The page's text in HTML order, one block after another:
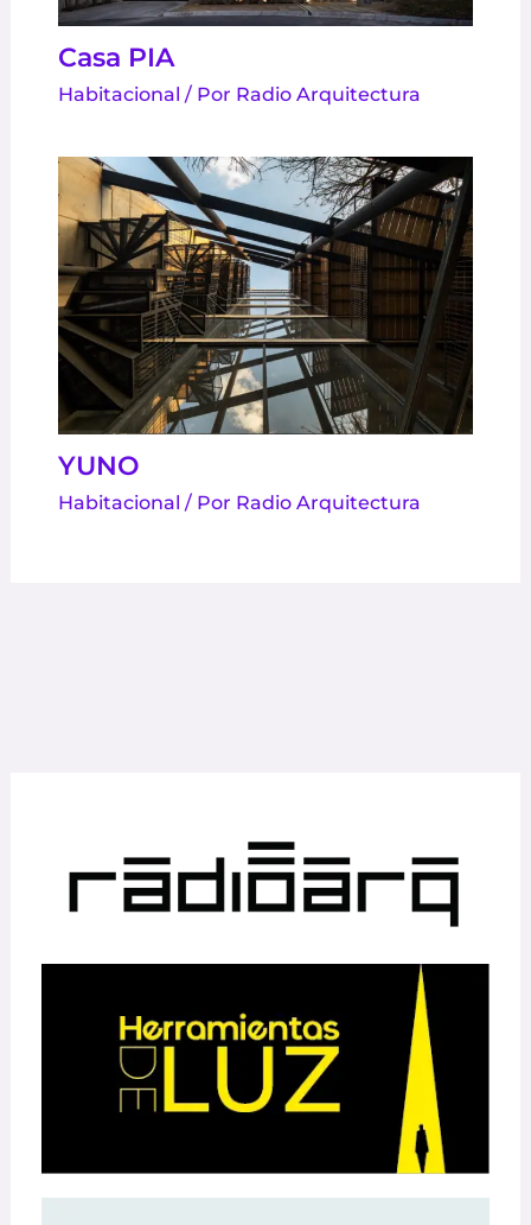
Casa PIA
Habitacional / Por Radio Arquitectura
YUNO
Habitacional / Por Radio Arquitectura